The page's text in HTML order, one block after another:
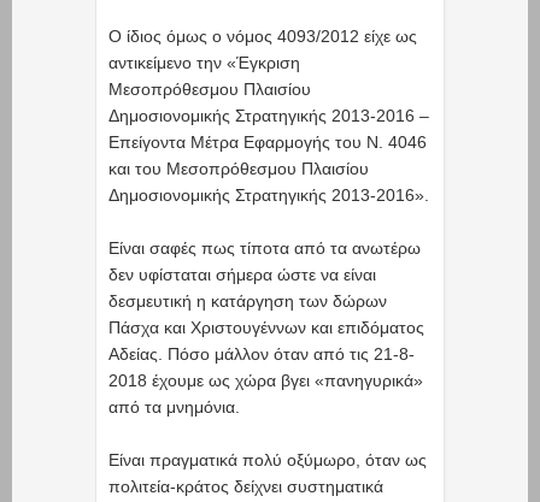
Ο ίδιος όμως ο νόμος 4093/2012 είχε ως
αντικείμενο την «Έγκριση
Μεσοπρόθεσμου Πλαισίου
Δημοσιονομικής Στρατηγικής 2013-2016 –
Επείγοντα Μέτρα Εφαρμογής του Ν. 4046
και του Μεσοπρόθεσμου Πλαισίου
Δημοσιονομικής Στρατηγικής 2013-2016».
Είναι σαφές πως τίποτα από τα ανωτέρω
δεν υφίσταται σήμερα ώστε να είναι
δεσμευτική η κατάργηση των δώρων
Πάσχα και Χριστουγέννων και επιδόματος
Αδείας. Πόσο μάλλον όταν από τις 21-8-
2018 έχουμε ως χώρα βγει «πανηγυρικά»
από τα μνημόνια.
Είναι πραγματικά πολύ οξύμωρο, όταν ως
πολιτεία-κράτος δείχνει συστηματικά